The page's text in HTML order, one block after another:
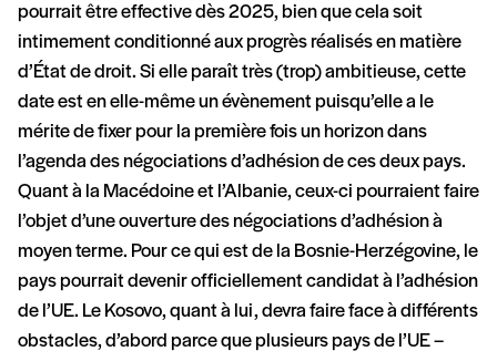
pourrait être effective dès 2025, bien que cela soit
intimement conditionné aux progrès réalisés en matière
d’État de droit. Si elle paraît très (trop) ambitieuse, cette
date est en elle-même un évènement puisqu’elle a le
mérite de fixer pour la première fois un horizon dans
l’agenda des négociations d’adhésion de ces deux pays.
Quant à la Macédoine et l’Albanie, ceux-ci pourraient faire
l’objet d’une ouverture des négociations d’adhésion à
moyen terme. Pour ce qui est de la Bosnie-Herzégovine, le
pays pourrait devenir officiellement candidat à l’adhésion
de l’UE. Le Kosovo, quant à lui, devra faire face à différents
obstacles, d’abord parce que plusieurs pays de l’UE –